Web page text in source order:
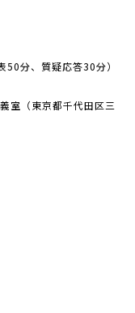
分、質疑応答30分）
室（東京都千代田区三